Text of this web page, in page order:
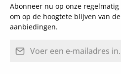
Abonneer nu op onze
om op de hoogtete blijven van
aanbiedingen.